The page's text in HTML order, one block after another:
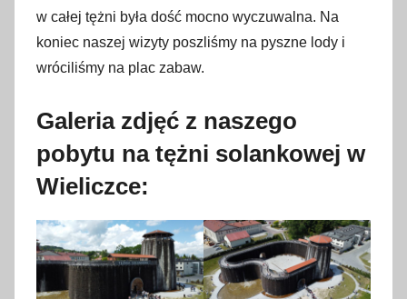
w całej tężni była dość mocno wyczuwalna. Na
koniec naszej wizyty poszliśmy na pyszne lody i
wróciliśmy na plac zabaw.
Galeria zdjęć z naszego
pobytu na tężni solankowej w
Wieliczce: